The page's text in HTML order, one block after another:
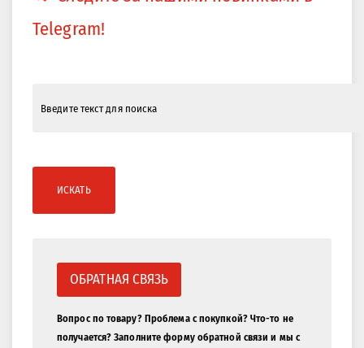
Telegram!
ИСКАТЬ
ОБРАТНАЯ СВЯЗЬ
Вопрос по товару? Проблема с покупкой? Что-то не
получается? Заполните форму обратной связи и мы с